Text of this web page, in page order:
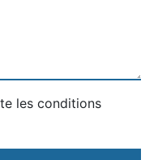
les conditions